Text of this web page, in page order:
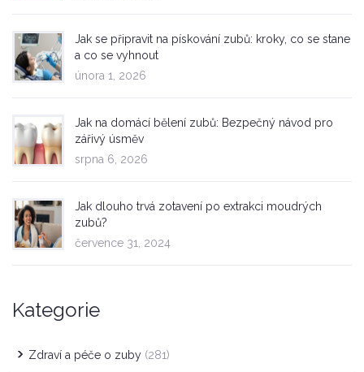
Jak se připravit na pískování zubů: kroky, co se stane
a co se vyhnout
února 1, 2026
Jak na domácí bělení zubů: Bezpečný návod pro
zářivý úsměv
srpna 6, 2026
Jak dlouho trvá zotavení po extrakci moudrých
zubů?
července 31, 2024
Kategorie
Zdraví a péče o zuby (281)